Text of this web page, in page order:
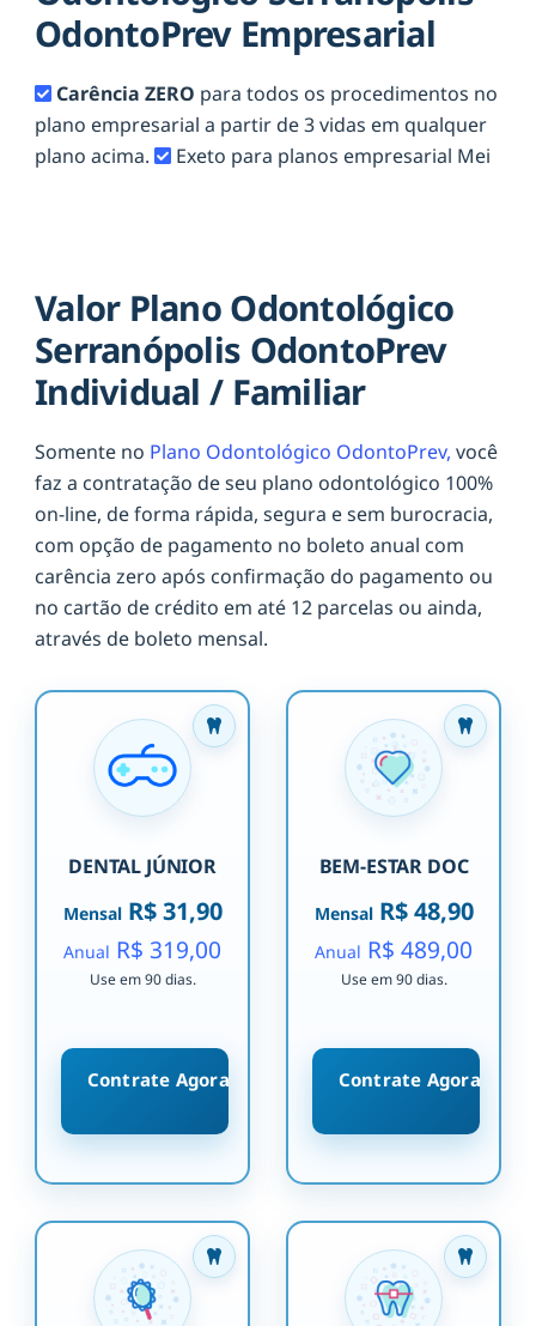
OdontoPrev Empresarial
Carência ZERO para todos os procedimentos no
plano empresarial a partir de 3 vidas em qualquer
plano acima.
Exeto para planos empresarial Mei
Valor Plano Odontológico
Serranópolis OdontoPrev
Individual / Familiar
Somente no Plano Odontológico OdontoPrev, você
faz a contratação de seu plano odontológico 100%
on-line, de forma rápida, segura e sem burocracia,
com opção de pagamento no boleto anual com
carência zero após confirmação do pagamento ou
no cartão de crédito em até 12 parcelas ou ainda,
através de boleto mensal.
DENTAL JÚNIOR
MensalR$ 31,90
Anual R$ 319,00
Use em 90 dias.
Contrate Agora
BEM-ESTAR DOC
MensalR$ 48,90
Anual R$ 489,00
Use em 90 dias.
Contrate Agora